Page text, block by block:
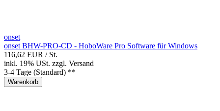
onset
onset BHW-PRO-CD - HoboWare Pro Software für Windows
116,62 EUR / St.
inkl. 19% USt. zzgl. Versand
3-4 Tage (Standard) **
Warenkorb